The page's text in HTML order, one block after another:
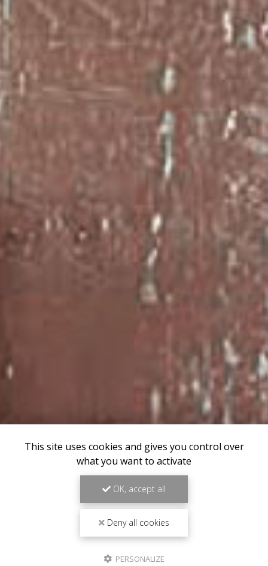
This site uses cookies and gives you control over
what you want to activate
OK, accept all
Deny all cookies
PERSONALIZE